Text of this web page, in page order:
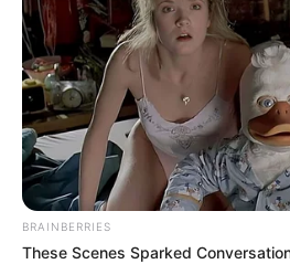
BRAINBERRIES
These Scenes Sparked